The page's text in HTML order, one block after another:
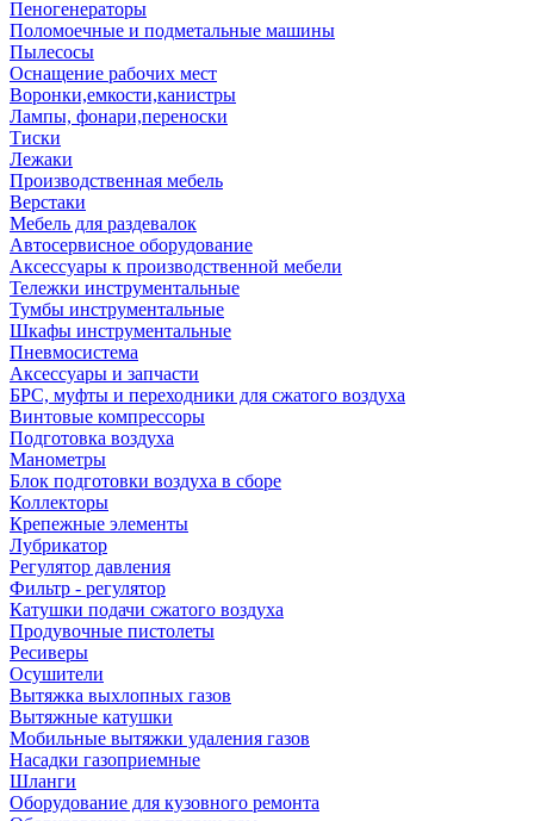
Пеногенераторы
Поломоечные и подметальные машины
Пылесосы
Оснащение рабочих мест
Воронки,емкости,канистры
Лампы, фонари,переноски
Тиски
Лежаки
Производственная мебель
Верстаки
Мебель для раздевалок
Автосервисное оборудование
Аксессуары к производственной мебели
Тележки инструментальные
Тумбы инструментальные
Шкафы инструментальные
Пневмосистема
Аксессуары и запчасти
БРС, муфты и переходники для сжатого воздуха
Винтовые компрессоры
Подготовка воздуха
Манометры
Блок подготовки воздуха в сборе
Коллекторы
Крепежные элементы
Лубрикатор
Регулятор давления
Фильтр - регулятор
Катушки подачи сжатого воздуха
Продувочные пистолеты
Ресиверы
Осушители
Вытяжка выхлопных газов
Вытяжные катушки
Мобильные вытяжки удаления газов
Насадки газоприемные
Шланги
Оборудование для кузовного ремонта